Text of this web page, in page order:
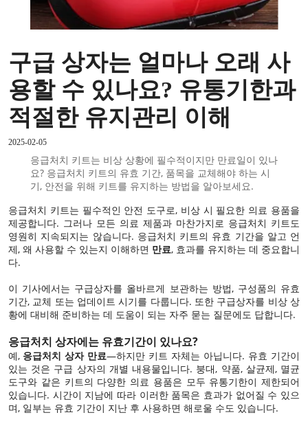
구급 상자는 얼마나 오래 사
용할 수 있나요? 유통기한과
적절한 유지관리 이해
2025-02-05
응급처치 키트는 비상 상황에 필수적이지만 만료일이 있나
요? 응급처치 키트의 유효 기간, 품목을 교체해야 하는 시
기, 안전을 위해 키트를 유지하는 방법을 알아보세요.
응급처치 키트는 필수적인 안전 도구로, 비상 시 필요한 의료 용품을
제공합니다. 그러나 모든 의료 제품과 마찬가지로 응급처치 키트도
영원히 지속되지는 않습니다. 응급처치 키트의 유효 기간을 알고 언
제, 왜 사용할 수 있는지 이해하면 만료, 효과를 유지하는 데 중요합니
다.
이 기사에서는 구급상자를 올바르게 보관하는 방법, 구성품의 유효
기간, 교체 또는 업데이트 시기를 다룹니다. 또한 구급상자를 비상 상
황에 대비해 준비하는 데 도움이 되는 자주 묻는 질문에도 답합니다.
응급처치 상자에는 유효기간이 있나요?
예, 응급처치 상자 만료—하지만 키트 자체는 아닙니다. 유효 기간이
있는 것은 구급 상자의 개별 내용물입니다. 붕대, 약품, 살균제, 멸균
도구와 같은 키트의 다양한 의료 용품은 모두 유통기한이 제한되어
있습니다. 시간이 지남에 따라 이러한 품목은 효과가 없어질 수 있으
며, 일부는 유효 기간이 지난 후 사용하면 해로울 수도 있습니다.